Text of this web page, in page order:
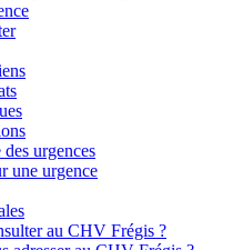
urgences
une urgence
au CHV Frégis ?